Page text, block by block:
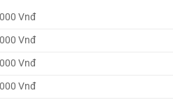
Vnđ
Vnđ
Vnđ
Vnđ